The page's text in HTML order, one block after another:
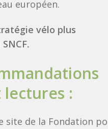
européen.
vélo plus
.
:
site de la Fondation